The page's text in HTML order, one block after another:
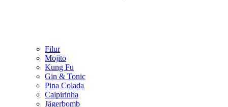
Filur
Mojito
Kung Fu
Gin & Tonic
Pina Colada
Caipirinha
Jägerbomb